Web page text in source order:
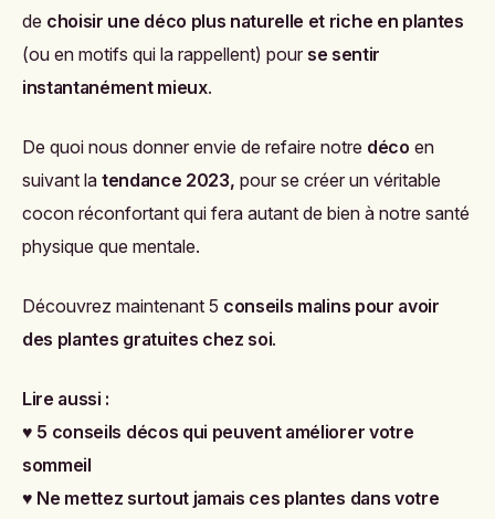
de choisir une déco plus naturelle et riche en plantes
(ou en motifs qui la rappellent) pour se sentir
instantanément mieux.
De quoi nous donner envie de refaire notre déco en
suivant la tendance 2023, pour se créer un véritable
cocon réconfortant qui fera autant de bien à notre santé
physique que mentale.
Découvrez maintenant 5 conseils malins pour avoir
des plantes gratuites chez soi.
Lire aussi :
♥ 5 conseils décos qui peuvent améliorer votre
sommeil
♥ Ne mettez surtout jamais ces plantes dans votre